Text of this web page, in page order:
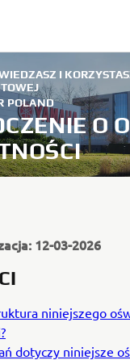
I
POLAND
O
12-03-2026
niniejszego
dotyczy niniejsze